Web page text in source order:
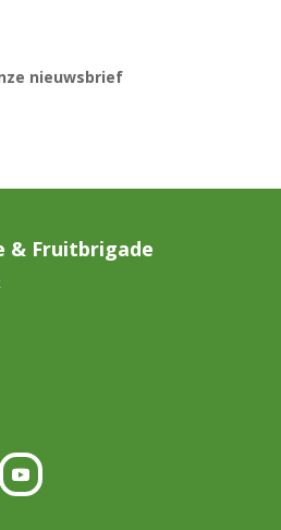
nieuwsbrief
& Fruitbrigade